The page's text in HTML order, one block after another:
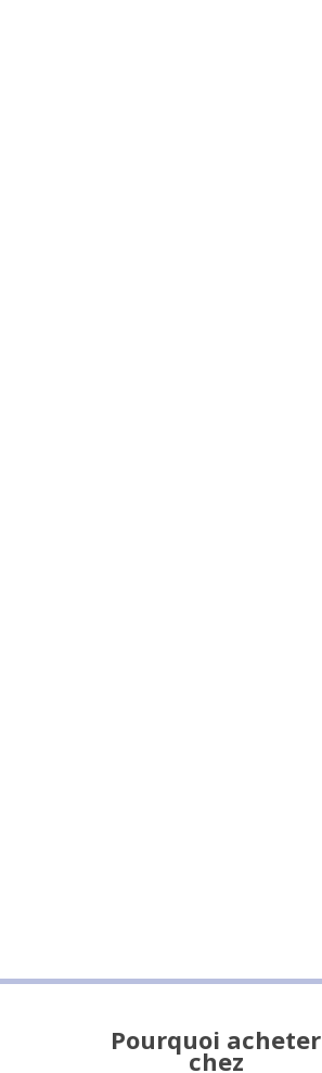
Pourquoi acheter
chez